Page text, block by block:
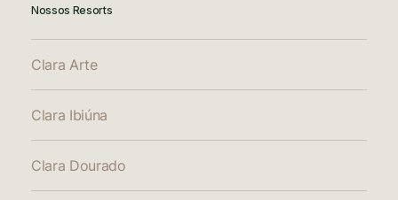
Nossos Resorts
Clara Arte
Clara Ibiúna
Clara Dourado